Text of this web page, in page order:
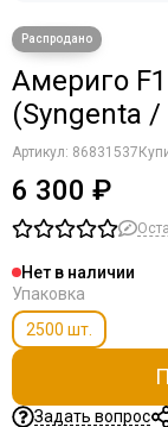
Америго
(Syngenta /
Артикул: 86831537
6 300 ₽
Нет в наличии
Упаковка
2500 шт.
Задать вопрос